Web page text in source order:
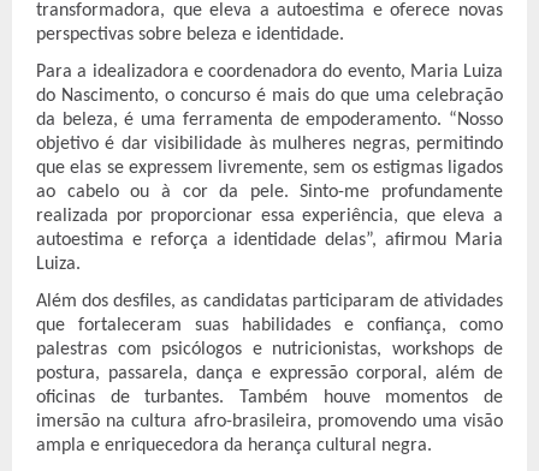
transformadora, que eleva a autoestima e oferece novas
perspectivas sobre beleza e identidade.
Para a idealizadora e coordenadora do evento, Maria Luiza
do Nascimento, o concurso é mais do que uma celebração
da beleza, é uma ferramenta de empoderamento. “Nosso
objetivo é dar visibilidade às mulheres negras, permitindo
que elas se expressem livremente, sem os estigmas ligados
ao cabelo ou à cor da pele. Sinto-me profundamente
realizada por proporcionar essa experiência, que eleva a
autoestima e reforça a identidade delas”, afirmou Maria
Luiza.
Além dos desfiles, as candidatas participaram de atividades
que fortaleceram suas habilidades e confiança, como
palestras com psicólogos e nutricionistas, workshops de
postura, passarela, dança e expressão corporal, além de
oficinas de turbantes. Também houve momentos de
imersão na cultura afro-brasileira, promovendo uma visão
ampla e enriquecedora da herança cultural negra.